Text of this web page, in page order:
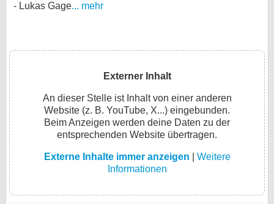
Lukas Gage... mehr
Externer Inhalt
An dieser Stelle ist Inhalt von einer anderen
Website (z. B. YouTube, X...) eingebunden.
Beim Anzeigen werden deine Daten zu der
entsprechenden Website übertragen.
Externe Inhalte immer anzeigen
Weitere
Informationen